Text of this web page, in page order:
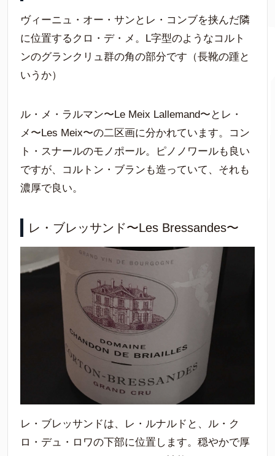
ヴィーニュ・オー・サンとレ・コンブを挟んだ隣
に位置するクロ・デ・メ。L字型のようなコルト
ンのグランクリュ群の角の部分です（長靴の踵と
いうか）
ル・メ・ラルマン〜Le Meix Lallemand〜とレ・
メ〜Les Meix〜の二区画に分かれています。コン
ト・スナールのモノポール。ピノノワールも良い
ですが、コルトン・ブランも造っていて、それも
濃厚で良い。
レ・ブレッサンド〜Les Bressandes〜
レ・ブレッサンドは、レ・ルナルドと、ル・ク
ロ・デュ・ロワの下部に位置します。穏やかで厚